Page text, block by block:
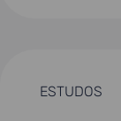
ESTUDOS